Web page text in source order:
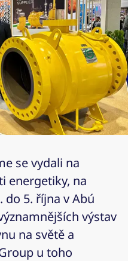
se vydali na
energetiky, na
do 5. října v Abú
výstav
na světě a
u toho